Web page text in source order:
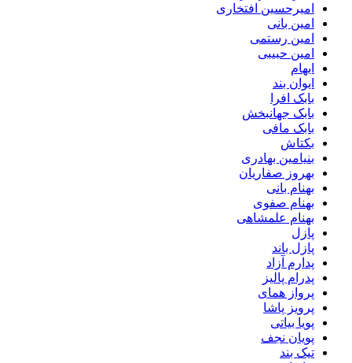
امیرحسین افتخاری
امین بانی
امین رستمی
امین حبیبی
ایهام
ایوان بند
بابک افرا
بابک جهانبخش
بابک مافی
بکتاش
بنیامین بهادری
بهروز صفاریان
بهنام بانی
بهنام صفوی
بهنام علمشاهی
پازل
پازل باند
پدارم آزاد
پدرام پالیز
پرواز همای
پرویز پاشا
پویا بیاتی
پویان نجف
تیک بند